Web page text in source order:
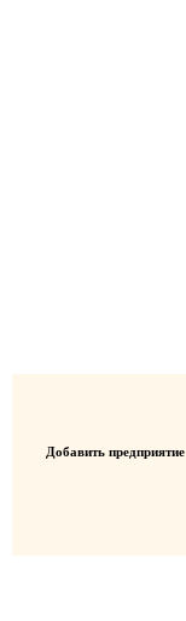
Добавить предприятие